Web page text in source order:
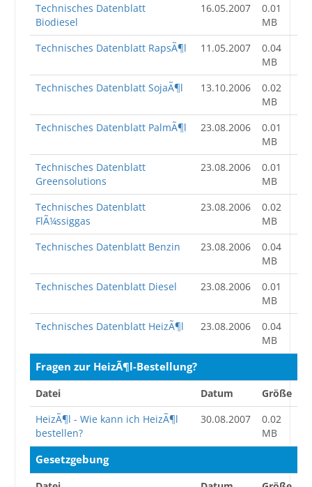
Technisches Datenblatt
Biodiesel
16.05.2007
0.01
MB
Technisches Datenblatt RapsÃ¶l
11.05.2007
0.04
MB
Technisches Datenblatt SojaÃ¶l
13.10.2006
0.02
MB
Technisches Datenblatt PalmÃ¶l
23.08.2006
0.01
MB
Technisches Datenblatt
Greensolutions
23.08.2006
0.01
MB
Technisches Datenblatt
FlÃ¼ssiggas
23.08.2006
0.02
MB
Technisches Datenblatt Benzin
23.08.2006
0.04
MB
Technisches Datenblatt Diesel
23.08.2006
0.01
MB
Technisches Datenblatt HeizÃ¶l
23.08.2006
0.04
MB
Fragen zur HeizÃ¶l-Bestellung?
Datei Datum
Größe
HeizÃ¶l - Wie kann ich HeizÃ¶l
bestellen?
30.08.2007
0.02
MB
Gesetzgebung